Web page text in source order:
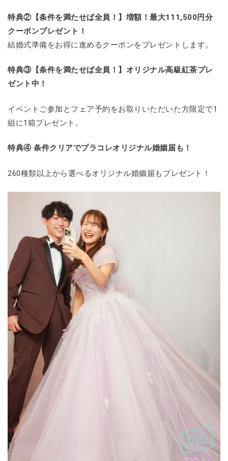
特典②【条件を満たせば全員！】増額！最大111,500円分
クーポンプレゼント！
結婚式準備をお得に進めるクーポンをプレゼントします。
特典③【条件を満たせば全員！】オリジナル高級紅茶プレ
ゼント中！
イベントご参加とフェア予約をお取りいただいた方限定で1
組に1箱プレゼント。
特典④ 条件クリアでプラコレオリジナル婚姻届も！
260種類以上から選べるオリジナル婚姻届もプレゼント！